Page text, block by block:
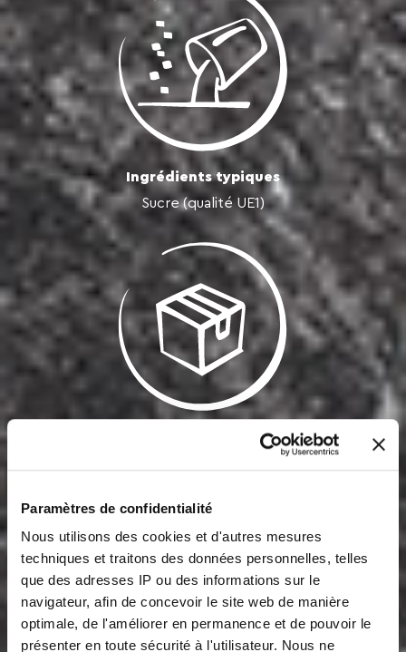
Paramètres de confidentialité
Nous utilisons des cookies et d'autres mesures
techniques et traitons des données personnelles, telles
que des adresses IP ou des informations sur le
navigateur, afin de concevoir le site web de manière
optimale, de l'améliorer en permanence et de pouvoir le
présenter en toute sécurité à l'utilisateur. Nous ne
Ingrédients typiques
Sucre (qualité UE1)
Conditionnement, stockage et durée de
mais il doit être stocké à une température d'environ 20